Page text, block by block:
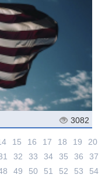
3082
15 16 17 18 19
20
32 33 34 35 36
37
49 50 51 52 53
54